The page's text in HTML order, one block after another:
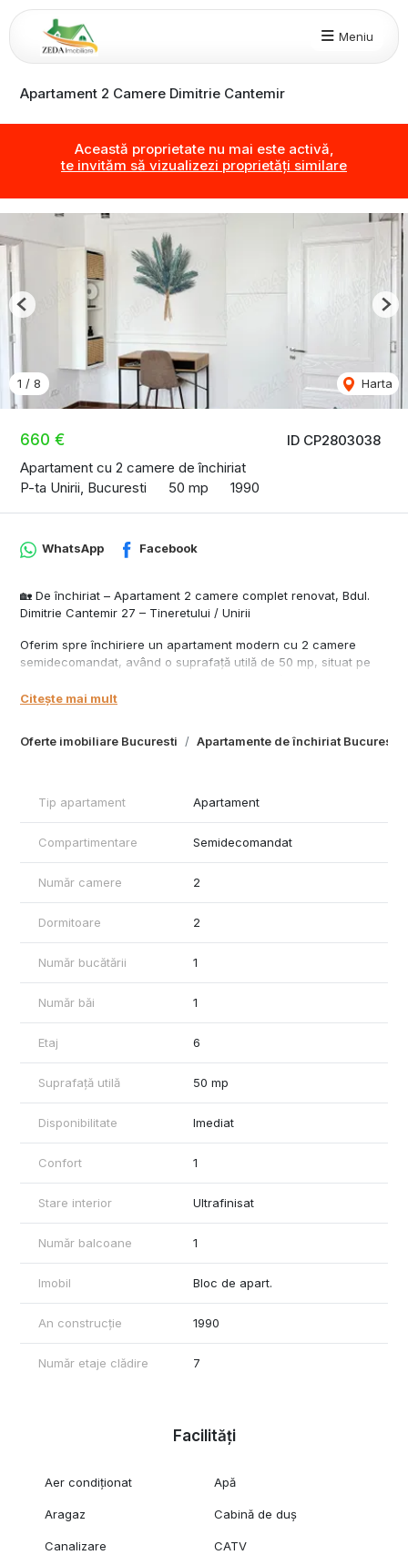
Meniu
Apartament 2 Camere Dimitrie Cantemir
Această proprietate nu mai este activă,
te invităm să vizualizezi proprietăți similare
ID CP2803038
660 €
Apartament cu 2 camere de închiriat
P-ta Unirii, Bucuresti
50 mp 1990
1 / 8 Harta
Previous
Oferte imobiliare Bucuresti Apartamente de închiriat Bucuresti
WhatsApp Facebook
🏡 De închiriat – Apartament 2 camere complet renovat, Bdul.
Dimitrie Cantemir 27 – Tineretului / Unirii
Oferim spre închiriere un apartament modern cu 2 camere
semidecomandat, având o suprafață utilă de 50 mp, situat pe
stației de metrou Tineretului.
Apartamentul este poziționat pe partea din spate a blocului,
Dristor Doner Kebap Tineretului – vis-à-vis
Parcul Tineretului – 3 minute
Parcul Carol I – 10 minute
Piața Unirii – 15 minute pe jos / 3 minute cu auto (1,4 km)
Mall Sun Plaza – 5 minute cu auto
🏢 Detalii clădire:
Bloc liniștit, curat, anvelopat termic
🏠 Detalii apartament:
Prima închiriere
Izolat interior, geamuri tripan, balcon închis
Bucătărie complet echipată: mobilier IKEA, plită pe gaz, cuptor
electric, frigider, cuptor cu microunde, baterii sanitare Grohe
Dormitor: pat matrimonial, TV LED Samsung, dressing generos
🔑 Apartamentul este liber – disponibil imediat pentru mutare.
Citește mai mult
Tip apartament Apartament
Compartimentare Semidecomandat
Număr camere 2
Dormitoare 2
Număr bucătării 1
Număr băi 1
Etaj 6
Suprafață utilă 50 mp
Disponibilitate Imediat
Confort 1
Stare interior Ultrafinisat
Număr balcoane 1
Imobil Bloc de apart.
An construcție 1990
Număr etaje clădire 7
Facilități
Aer condiționat Apă
Aragaz Cabină de duș
Canalizare CATV